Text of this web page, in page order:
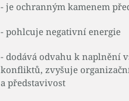
- je ochranným kamenem
- pohlcuje negativní energie
- dodává odvahu k naplnění
konfliktů, zvyšuje
a představivost